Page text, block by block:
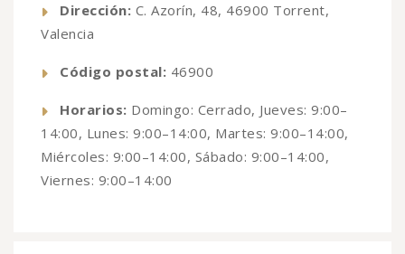
Dirección: C. Azorín, 48, 46900 Torrent,
Valencia
Código postal: 46900
Horarios: Domingo: Cerrado, Jueves: 9:00–
14:00, Lunes: 9:00–14:00, Martes: 9:00–14:00,
Miércoles: 9:00–14:00, Sábado: 9:00–14:00,
Viernes: 9:00–14:00